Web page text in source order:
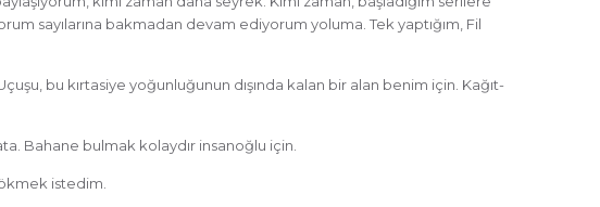
sayılarına bakmadan devam ediyorum yoluma. Tek yaptığım, Fil
bu kırtasiye yoğunluğunun dışında kalan bir alan benim için. Kağıt-
Bahane bulmak kolaydır insanoğlu için.
istedim.